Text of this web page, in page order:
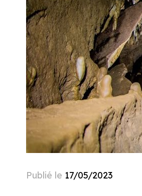
Publié le 17/05/2023